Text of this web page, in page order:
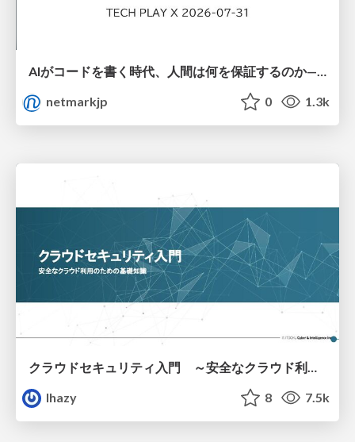
AIがコードを書く時代、人間は何を保証するのか———馬場さんと考える、開発者に求められる新しい責任と価値 - TECH PLAY
netmarkjp
0 1.3k
lhazy
8 7.5k